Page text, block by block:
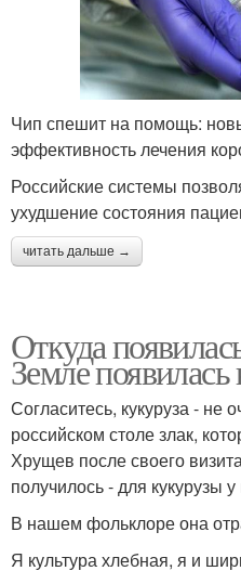
Чип спешит на помощь:
эффективность лечения
Российские системы
ухудшение состояния
читать дальше →
Откуда
Земле появилась
Согласитесь, кукуруза - не
российском столе злак,
Хрущев после своего
получилось - для кукурузы
В нашем фольклоре она
Я культура хлебная, я и